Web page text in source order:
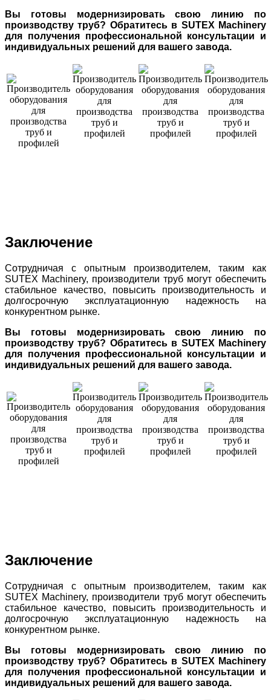
Вы готовы модернизировать свою линию по
производству труб? Обратитесь в SUTEX Machinery
для получения профессиональной консультации и
индивидуальных решений для вашего завода.
Заключение
Сотрудничая с опытным производителем, таким как
SUTEX Machinery, производители труб могут обеспечить
стабильное качество, повысить производительность и
долгосрочную эксплуатационную надежность на
конкурентном рынке.
Вы готовы модернизировать свою линию по
производству труб? Обратитесь в SUTEX Machinery
для получения профессиональной консультации и
индивидуальных решений для вашего завода.
Заключение
Сотрудничая с опытным производителем, таким как
SUTEX Machinery, производители труб могут обеспечить
стабильное качество, повысить производительность и
долгосрочную эксплуатационную надежность на
конкурентном рынке.
Вы готовы модернизировать свою линию по
производству труб? Обратитесь в SUTEX Machinery
для получения профессиональной консультации и
индивидуальных решений для вашего завода.